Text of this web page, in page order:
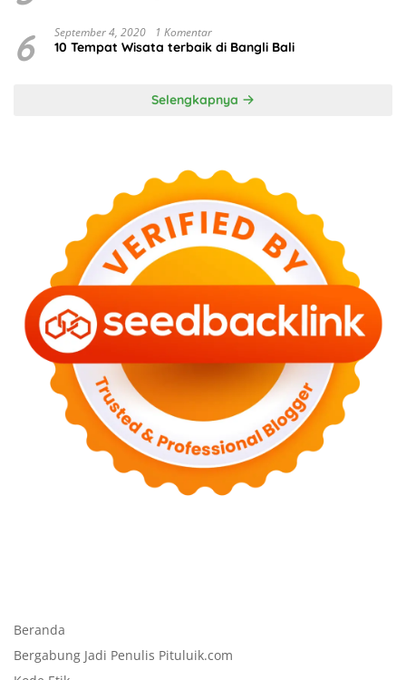
6 September 4, 2020 1 Komentar
10 Tempat Wisata terbaik di Bangli Bali
Selengkapnya
Beranda
Bergabung Jadi Penulis Pituluik.com